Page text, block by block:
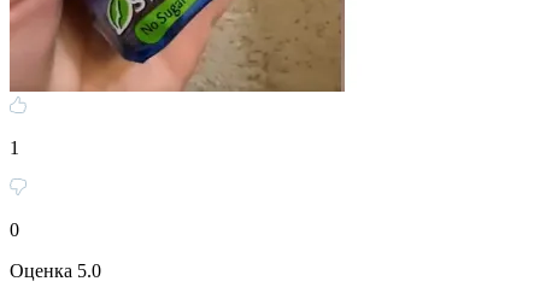
1
0
Оценка 5.0